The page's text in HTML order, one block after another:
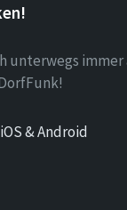
unterwegs
& Android